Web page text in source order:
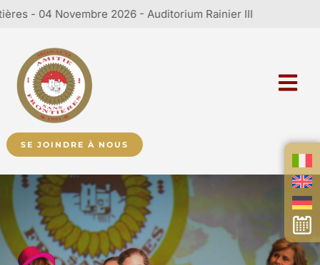
2026 - Auditorium Rainier III
SE JOINDRE À NOUS